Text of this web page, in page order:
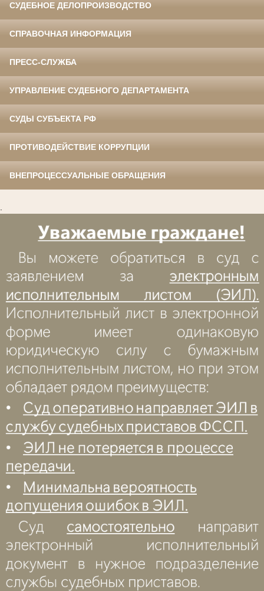
СУДЕБНОЕ ДЕЛОПРОИЗВОДСТВО
СПРАВОЧНАЯ ИНФОРМАЦИЯ
ПРЕСС-СЛУЖБА
УПРАВЛЕНИЕ СУДЕБНОГО ДЕПАРТАМЕНТА
СУДЫ СУБЪЕКТА РФ
ПРОТИВОДЕЙСТВИЕ КОРРУПЦИИ
ВНЕПРОЦЕССУАЛЬНЫЕ ОБРАЩЕНИЯ